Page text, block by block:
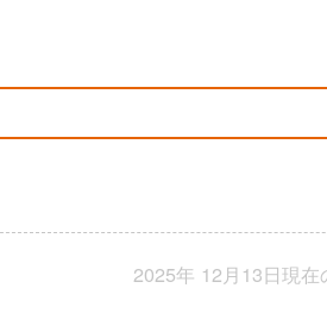
2025年 12月13日現在